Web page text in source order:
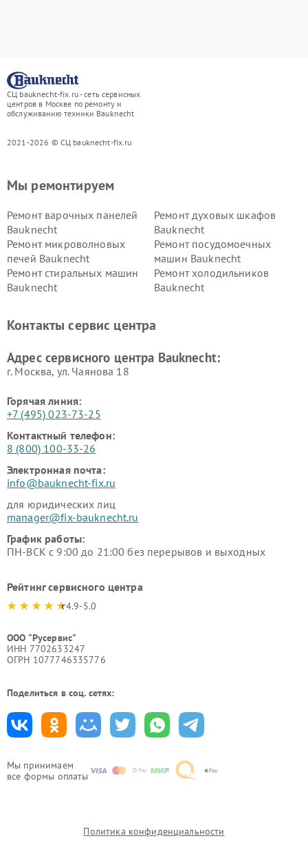
СЦ bauknecht-fix.ru - сеть сервисных
центров в Москве по ремонту и
обслуживанию техники Bauknecht
2021-2026 © СЦ bauknecht-fix.ru
Мы принимаем
все формы оплаты
Мы ремонтируем
Ремонт варочных панелей
Bauknecht
Ремонт духовых шкафов
Bauknecht
Ремонт микроволновых
печей Bauknecht
Ремонт посудомоечных
машин Bauknecht
Ремонт стиральных машин
Bauknecht
Ремонт холодильников
Bauknecht
Контакты сервис центра
Адрес сервисного центра Bauknecht:
г. Москва, ул. Чаянова 18
Горячая линия:
+7 (495) 023-73-25
Контактный телефон:
8 (800) 100-33-26
Электронная почта:
info@bauknecht-fix.ru
для юридических лиц
manager@fix-bauknecht.ru
График работы:
ПН-ВСК с 9:00 до 21:00 без перерывов и выходных
Рейтинг сервисного центра
4.9-5.0
ООО "Русервис"
ИНН 7702633247
ОГРН 1077746335776
Поделиться в соц. сетях:
Политика конфиденциальности